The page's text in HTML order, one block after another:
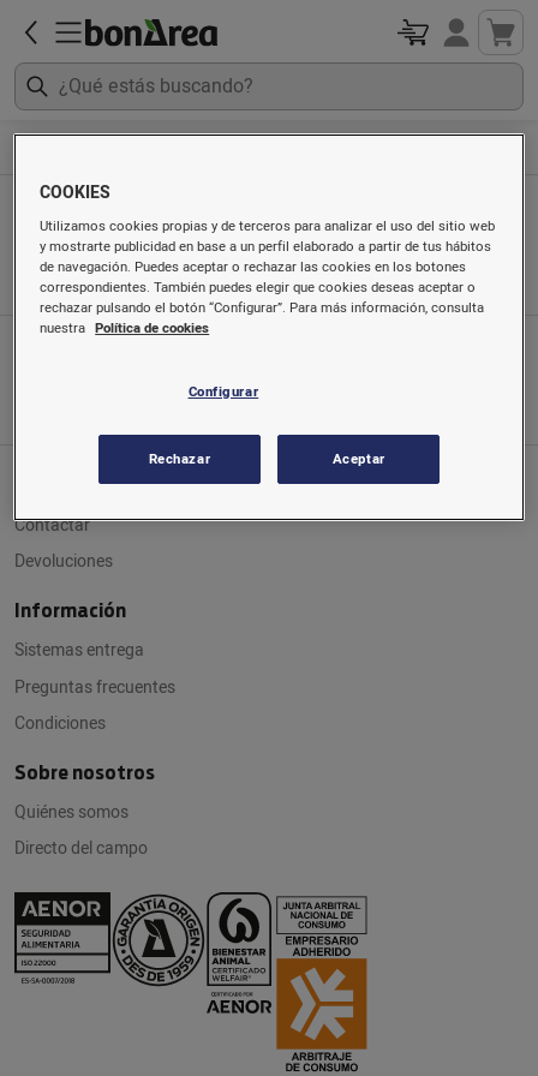
Pastelería, galletas y cereales
Ordenado por
Servicio al cliente
Contactar
Devoluciones
Información
Sistemas entrega
Preguntas frecuentes
Condiciones
Sobre nosotros
Quiénes somos
Directo del campo
COOKIES
Utilizamos cookies propias y de terceros para analizar el uso del sitio web
y mostrarte publicidad en base a un perfil elaborado a partir de tus hábitos
de navegación. Puedes aceptar o rechazar las cookies en los botones
correspondientes. También puedes elegir que cookies deseas aceptar o
rechazar pulsando el botón “Configurar”. Para más información, consulta
nuestra Política de cookies
Configurar
Rechazar Aceptar